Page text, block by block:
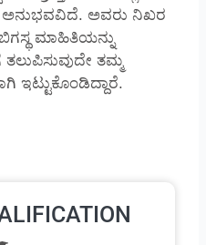
ಅವರು ನಿಖರ
ಮಾಹಿತಿಯನ್ನು
ತಮ್ಮ
ಇಟ್ಟುಕೊಂಡಿದ್ದಾರೆ.